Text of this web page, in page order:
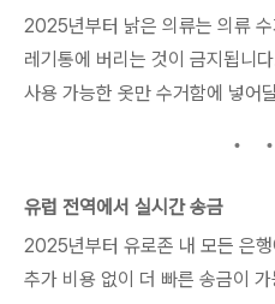
2025년부터 낡은 의류는 의류
레기통에 버리는 것이 금지됩니
사용 가능한 옷만 수거함에 넣어
유럽 전역에서 실시간 송금
2025년부터 유로존 내 모든 은
추가 비용 없이 더 빠른 송금이